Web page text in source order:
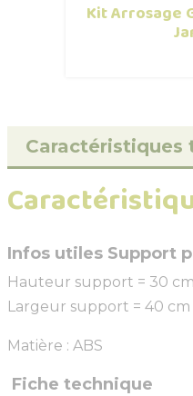
Kit Arrosage
Caractéristiques
Infos utiles Support
Hauteur support = 30 cm
Largeur support = 40 cm
Matière : ABS
Fiche technique